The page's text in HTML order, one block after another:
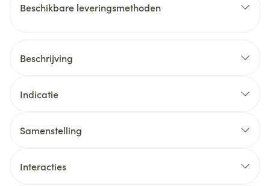
Beschikbare leveringsmethoden
Beschrijving
Indicatie
Samenstelling
Interacties